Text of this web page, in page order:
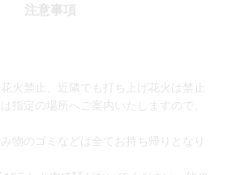
注意事項
火禁止、近隣でも打ち上げ花火は禁止
指定の場所へご案内いたしますので、
物のゴミなどは全てお持ち帰りとなり